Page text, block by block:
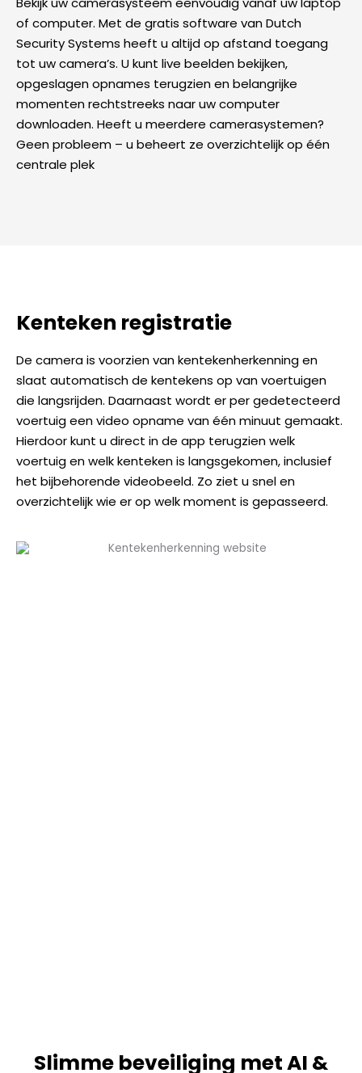
of computer. Met de gratis software van Dutch
Security Systems heeft u altijd op afstand toegang
tot uw camera’s. U kunt live beelden bekijken,
opgeslagen opnames terugzien en belangrijke
momenten rechtstreeks naar uw computer
downloaden. Heeft u meerdere camerasystemen?
Geen probleem – u beheert ze overzichtelijk op één
centrale plek
Kenteken registratie
De camera is voorzien van kentekenherkenning en
slaat automatisch de kentekens op van voertuigen
die langsrijden. Daarnaast wordt er per gedetecteerd
voertuig een video opname van één minuut gemaakt.
Hierdoor kunt u direct in de app terugzien welk
voertuig en welk kenteken is langsgekomen, inclusief
het bijbehorende videobeeld. Zo ziet u snel en
overzichtelijk wie er op welk moment is gepasseerd.
Slimme beveiliging met AI &